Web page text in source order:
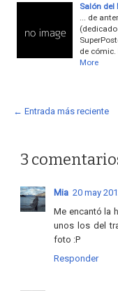
Salón del
... de
de cómic.
More
← Entrada más reciente
3
Mia 20 may
Me encantó la
unos los del
foto :P
Responder